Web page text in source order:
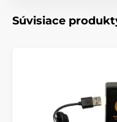
Príslušenstvo
Súvisiace